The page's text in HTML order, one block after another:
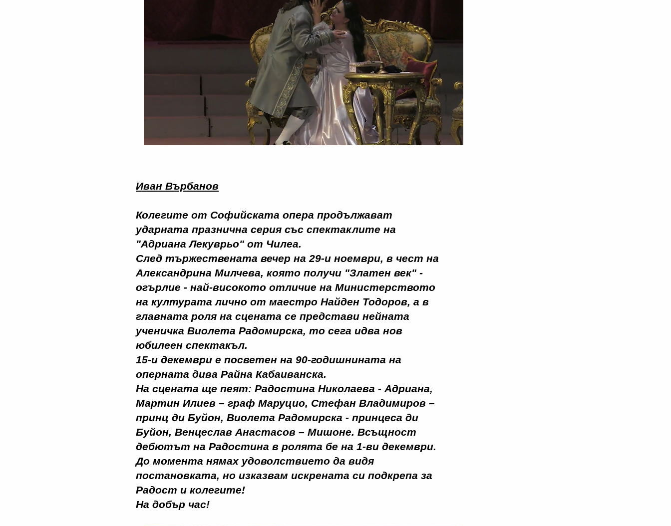
Иван Върбанов
Колегите от Софийската опера продължават
ударната празнична серия със спектаклите на
"Адриана Лекуврьо" от Чилеа.
След тържествената вечер на 29-и ноември, в чест на
Александрина Милчева, която получи "Златен век" -
огърлие - най-високото отличие на Министерството
на културата лично от маестро Найден Тодоров, а в
главната роля на сцената се представи нейната
ученичка Виолета Радомирска, то сега идва нов
юбилеен спектакъл.
15-и декември е посветен на 90-годишнината на
оперната дива Райна Кабаиванска.
На сцената ще пеят: Радостина Николаева - Адриана,
Мартин Илиев – граф Маруцио, Стефан Владимиров –
принц ди Буйон, Виолета Радомирска - принцеса ди
Буйон, Венцеслав Анастасов – Мишоне. Всъщност
дебютът на Радостина в ролята бе на 1-ви декември.
До момента нямах удоволствието да видя
постановката, но изказвам искрената си подкрепа за
Радост и колегите!
На добър час!